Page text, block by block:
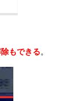
もできる。